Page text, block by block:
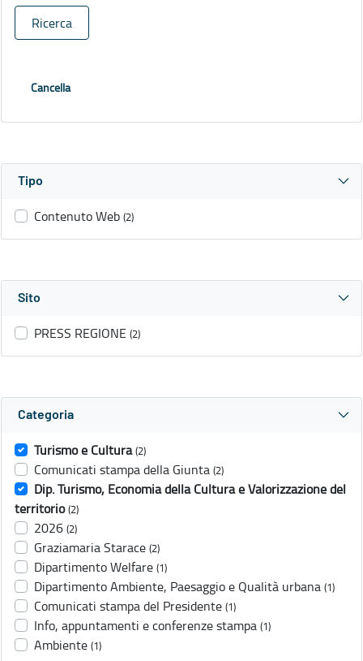
Ricerca
Cancella
Tipo
Contenuto Web (2)
Sito
PRESS REGIONE (2)
Categoria
Turismo e Cultura (2)
Comunicati stampa della Giunta (2)
Dip. Turismo, Economia della Cultura e Valorizzazione del
territorio (2)
2026 (2)
Graziamaria Starace (2)
Dipartimento Welfare (1)
Dipartimento Ambiente, Paesaggio e Qualità urbana (1)
Comunicati stampa del Presidente (1)
Info, appuntamenti e conferenze stampa (1)
Ambiente (1)